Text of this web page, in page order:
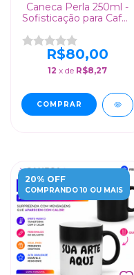
Caneca Perla 250ml -
Sofisticação para Cafés
R$80,00
12 x de R$8,27
20% OFF
COMPRANDO 10 OU MAIS